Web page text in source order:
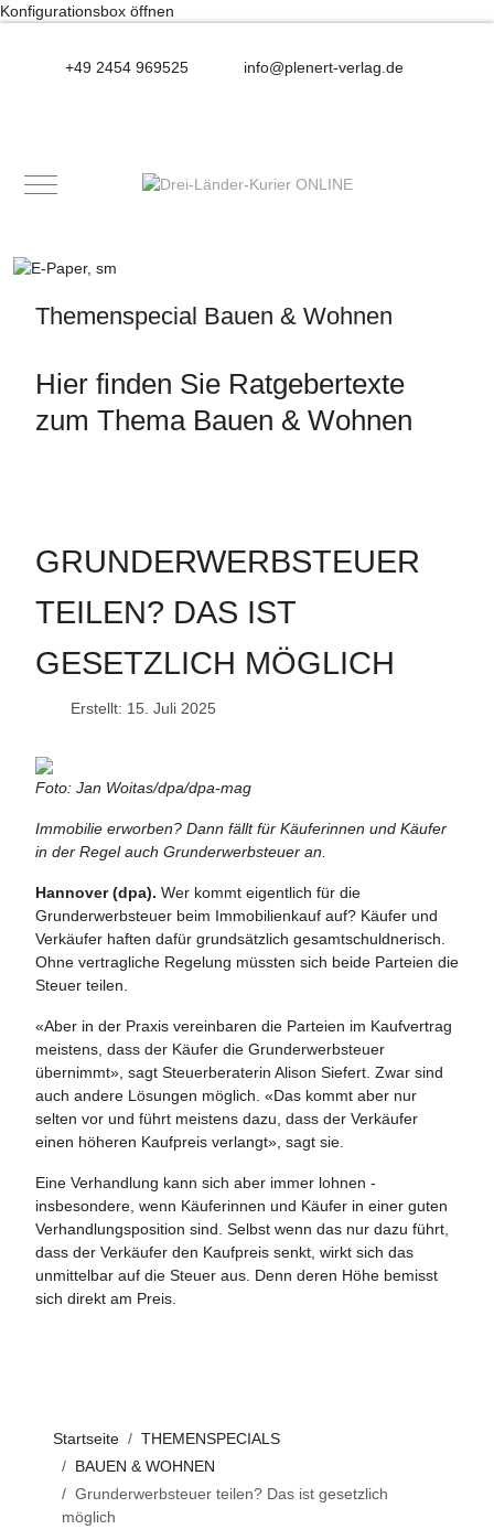
Konfigurationsbox öffnen
+49 2454 969525 info@plenert-verlag.de
Mobile Menu Toggle
Themenspecial Bauen & Wohnen
Hier finden Sie Ratgebertexte
zum Thema Bauen & Wohnen
GRUNDERWERBSTEUER
TEILEN? DAS IST
GESETZLICH MÖGLICH
Erstellt: 15. Juli 2025
Foto: Jan Woitas/dpa/dpa-mag
Immobilie erworben? Dann fällt für Käuferinnen und Käufer
in der Regel auch Grunderwerbsteuer an.
Hannover (dpa). Wer kommt eigentlich für die
Grunderwerbsteuer beim Immobilienkauf auf? Käufer und
Verkäufer haften dafür grundsätzlich gesamtschuldnerisch.
Ohne vertragliche Regelung müssten sich beide Parteien die
Steuer teilen.
«Aber in der Praxis vereinbaren die Parteien im Kaufvertrag
meistens, dass der Käufer die Grunderwerbsteuer
übernimmt», sagt Steuerberaterin Alison Siefert. Zwar sind
auch andere Lösungen möglich. «Das kommt aber nur
selten vor und führt meistens dazu, dass der Verkäufer
einen höheren Kaufpreis verlangt», sagt sie.
Eine Verhandlung kann sich aber immer lohnen -
insbesondere, wenn Käuferinnen und Käufer in einer guten
Verhandlungsposition sind. Selbst wenn das nur dazu führt,
dass der Verkäufer den Kaufpreis senkt, wirkt sich das
unmittelbar auf die Steuer aus. Denn deren Höhe bemisst
sich direkt am Preis.
Startseite
THEMENSPECIALS
BAUEN & WOHNEN
Grunderwerbsteuer teilen? Das ist gesetzlich
möglich